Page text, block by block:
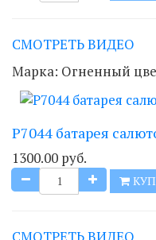
СМОТРЕТЬ ВИДЕО
Марка: Огненный
Р7044 батарея
1300.00 руб.
СМОТРЕТЬ ВИДЕО